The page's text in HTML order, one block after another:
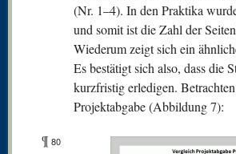
(Nr. 1–4). In den Praktika
und somit ist die Zahl der
Wiederum zeigt sich ein
Es bestätigt sich also, dass die
kurzfristig erledigen.
Projektabgabe (Abbildung 7):
¶ 80